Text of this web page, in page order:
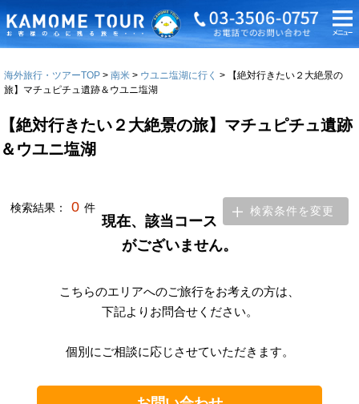
海外旅行・ツアーTOP 南米 ウユニ塩湖に行く
【絶対行きたい２大絶景の
旅】マチュピチュ遺跡＆ウユニ塩湖
【絶対行きたい２大絶景の旅】マチュピチュ遺跡
＆ウユニ塩湖
検索結果： 0 件 検索条件を変更
現在、該当コース
がございません。
こちらのエリアへのご旅行をお考えの方は、
下記よりお問合せください。
個別にご相談に応じさせていただきます。